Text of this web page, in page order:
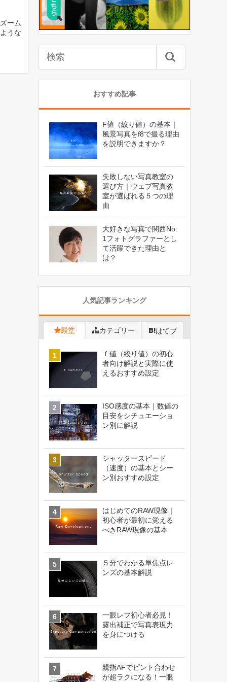
ーム
うな
おすすめ記事
F値（絞り値）の基本｜
風景写真をf8で撮る理由
を説明できますか？
失敗しない写真教室の
選び方｜ウェブ写真教
室が選ばれる５つの理
由
大好きな写真で関西No.
1フォトグラファーとし
て活躍できた理由と
は？
人気記事ランキング
殿堂 カテゴリー はてブ
ｆ値（絞り値）の初心
者向け解説と実際に使
えるおすすめ設定
ISO感度の基本｜数値の
目安をシチュエーショ
ン別に解説
シャッタースピード
（速度）の基本とシー
ン別おすすめ設定
はじめてのRAW現像｜
初心者が最初に覚える
べきRAW現像の基本
５分でわかる単焦点レ
ンズの基本解説
一眼レフ初心者必見！
露出補正で写真表現力
を身につける
親指AFでピント合わせ
が超ラクになる！一眼